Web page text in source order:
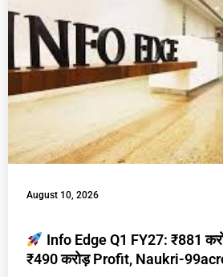
August 10, 2026
Info Edge Q1 FY27: ₹881
₹490 करोड़ Profit, Naukri-